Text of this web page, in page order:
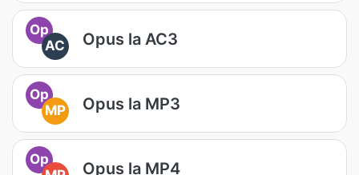
Op
AC
Opus la AC3
Op
MP
Opus la MP3
Op
Opus la MP4